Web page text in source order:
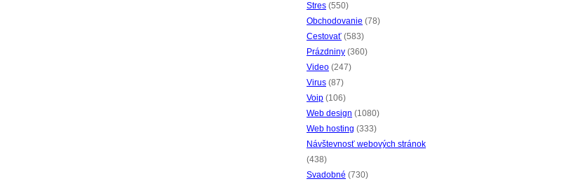
Stres (550)
Obchodovanie (78)
Cestovať (583)
Prázdniny (360)
Video (247)
Virus (87)
Voip (106)
Web design (1080)
Web hosting (333)
Návštevnosť webových stránok
(438)
Svadobné (730)